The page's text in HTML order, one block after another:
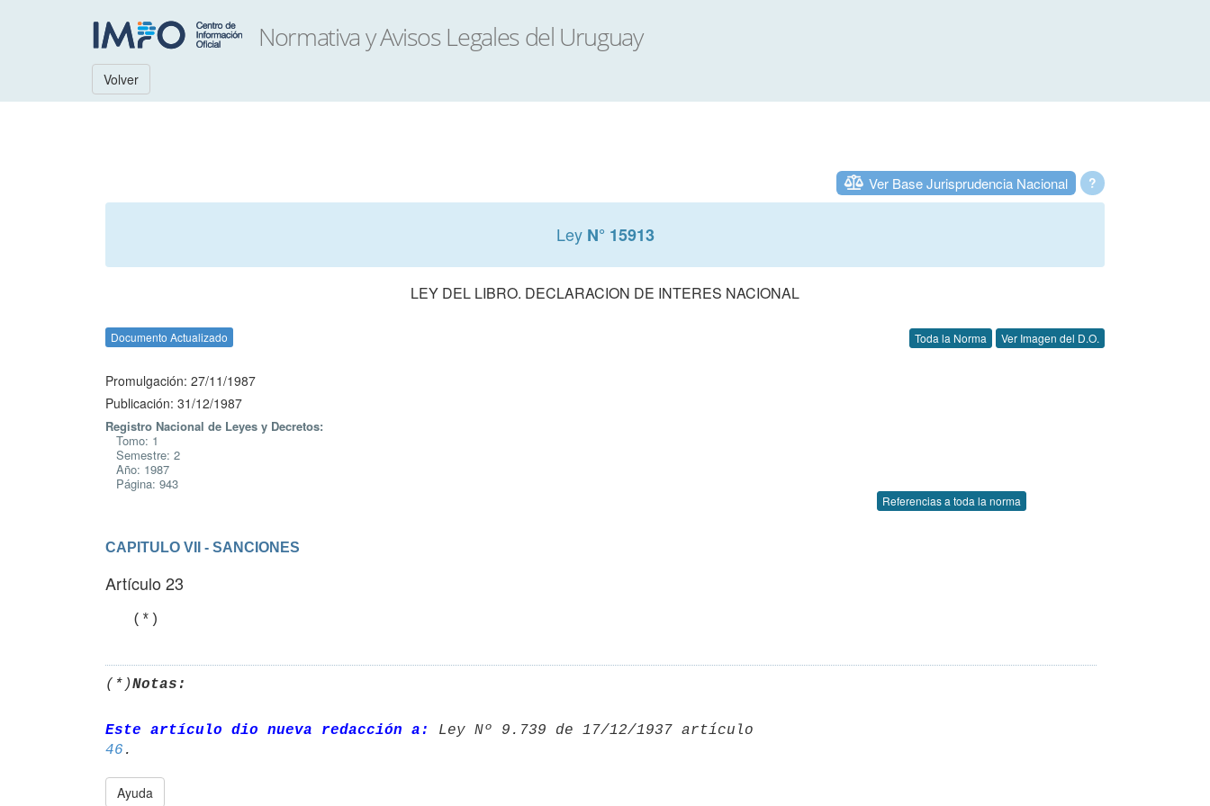
Volver
?
Ver Base Jurisprudencia Nacional
Ley N° 15913
LEY DEL LIBRO. DECLARACION DE INTERES NACIONAL
Documento Actualizado Toda la Norma Ver Imagen del D.O.
Promulgación: 27/11/1987
Publicación: 31/12/1987
Registro Nacional de Leyes y Decretos:
Tomo: 1
Semestre: 2
Año: 1987
Página: 943
Referencias a toda la norma
CAPITULO VII - SANCIONES
Artículo 23
   (*)
(*)Notas:
Este artículo dio nueva redacción a:
Ley Nº 9.739 de 17/12/1937 artículo
46
Ayuda